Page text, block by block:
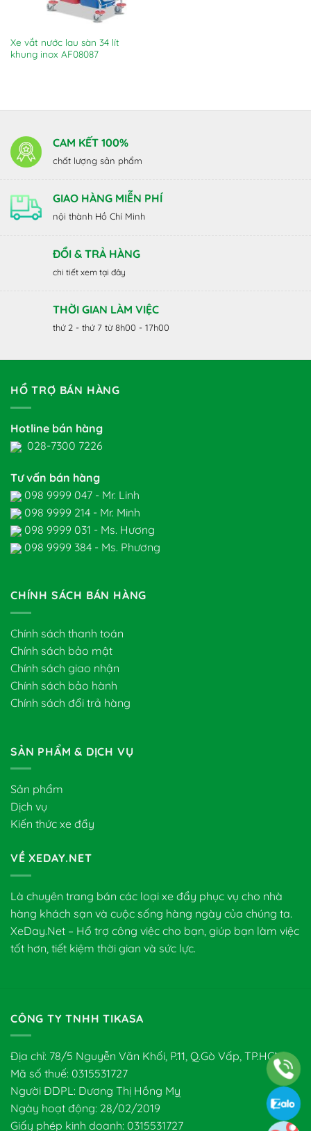
Xe vắt nước lau sàn 34 lít
khung inox AF08087
CAM KẾT 100%
chất lượng sản phẩm
GIAO HÀNG MIỄN PHÍ
nội thành Hồ Chí Minh
ĐỔI & TRẢ HÀNG
chi tiết xem tại đây
THỜI GIAN LÀM VIỆC
thứ 2 - thứ 7 từ 8h00 - 17h00
HỔ TRỢ BÁN HÀNG
Hotline bán hàng
028-7300 7226
Tư vấn bán hàng
098 9999 047 - Mr. Linh
098 9999 214 - Mr. Minh
098 9999 031 - Ms. Hương
098 9999 384 - Ms. Phương
CHÍNH SÁCH BÁN HÀNG
Chính sách thanh toán
Chính sách bảo mật
Chính sách giao nhận
Chính sách bảo hành
Chính sách đổi trả hàng
SẢN PHẨM & DỊCH VỤ
Sản phẩm
Dịch vụ
Kiến thức xe đẩy
VỀ XEDAY.NET
Là chuyên trang bán các loại xe đẩy phục vụ cho nhà
hàng khách sạn và cuộc sống hàng ngày của chúng ta.
XeDay.Net – Hổ trợ công việc cho bạn, giúp bạn làm việc
tốt hơn, tiết kiệm thời gian và sức lực.
CÔNG TY TNHH TIKASA
Địa chỉ: 78/5 Nguyễn Văn Khối, P.11, Q.Gò Vấp, TP.HCM
Mã số thuế: 0315531727
Người ĐDPL: Dương Thị Hồng Mỵ
Ngày hoạt động: 28/02/2019
Giấy phép kinh doanh: 0315531727